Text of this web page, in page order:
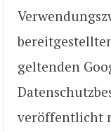
geltenden
veröffentlicht